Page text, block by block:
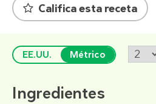
Califica esta receta
EE.UU. Métrico
Ingredientes